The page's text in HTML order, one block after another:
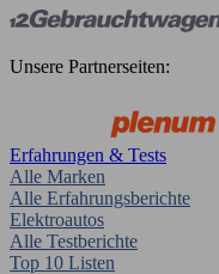
Unsere Partnerseiten:
Erfahrungen & Tests
Alle Marken
Alle Erfahrungsberichte
Elektroautos
Alle Testberichte
Top 10 Listen